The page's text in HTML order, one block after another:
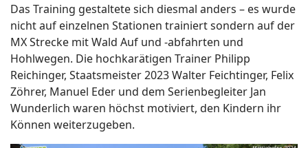
Das Training gestaltete sich diesmal anders – es wurde
nicht auf einzelnen Stationen trainiert sondern auf der
MX Strecke mit Wald Auf und -abfahrten und
Hohlwegen. Die hochkarätigen Trainer Philipp
Reichinger, Staatsmeister 2023 Walter Feichtinger, Felix
Zöhrer, Manuel Eder und dem Serienbegleiter Jan
Wunderlich waren höchst motiviert, den Kindern ihr
Können weiterzugeben.